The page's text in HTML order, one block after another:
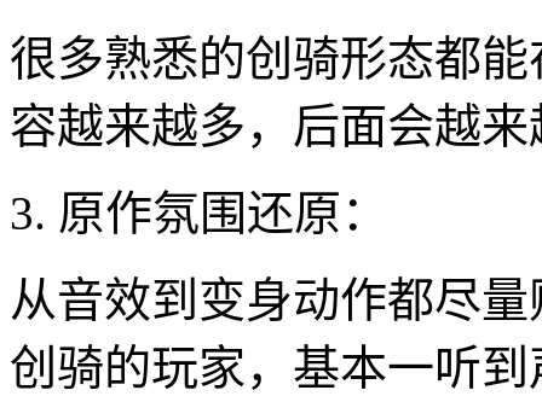
很多熟悉的创骑形态都
容越来越多，后面会越
3. 原作氛围还原：
从音效到变身动作都尽
创骑的玩家，基本一听